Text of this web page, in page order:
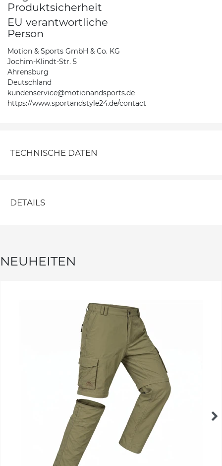
Produktsicherheit
EU verantwortliche
Person
Motion & Sports GmbH & Co. KG
Jochim-Klindt-Str. 5
Ahrensburg
Deutschland
kundenservice@motionandsports.de
https://www.sportandstyle24.de/contact
TECHNISCHE DATEN
DETAILS
NEUHEITEN